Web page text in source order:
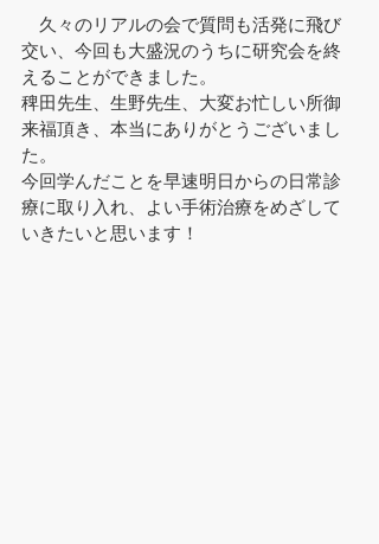
久々のリアルの会で質問も活発に飛び
交い、今回も大盛況のうちに研究会を終
えることができました。
稗田先生、生野先生、大変お忙しい所御
来福頂き、本当にありがとうございまし
た。
今回学んだことを早速明日からの日常診
療に取り入れ、よい手術治療をめざして
いきたいと思います！